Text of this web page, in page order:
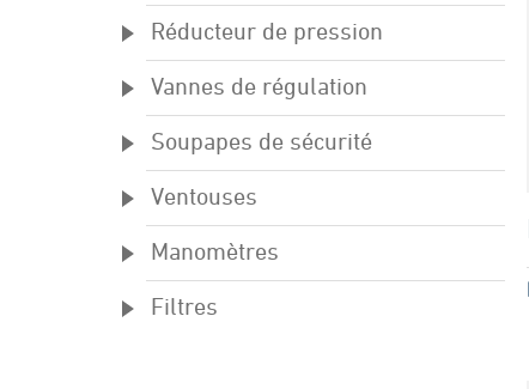
Réducteur de pression
Vannes de régulation
Soupapes de sécurité
Ventouses
Manomètres
Filtres